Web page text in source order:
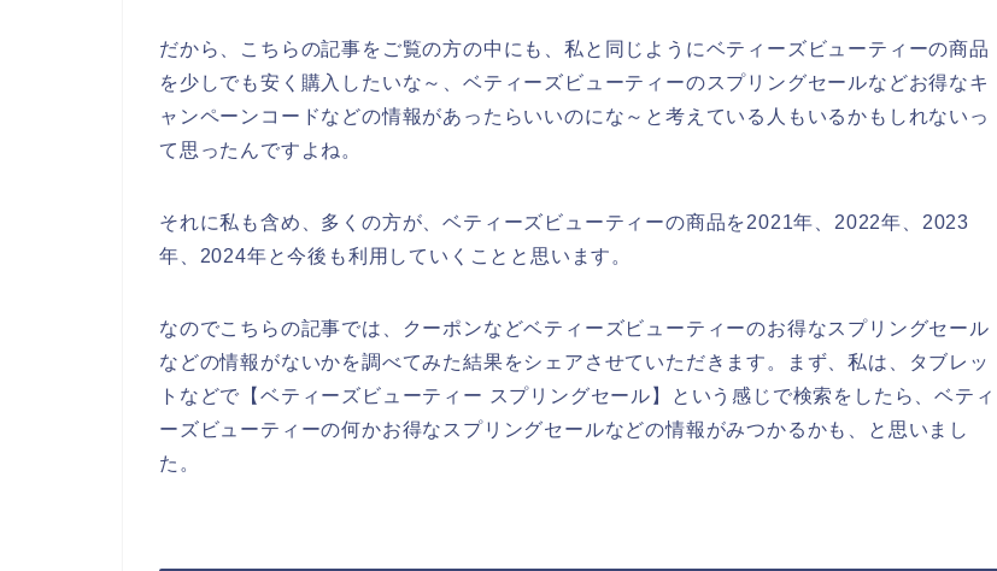
だから、こちらの記事をご覧の方の中にも、私と同じようにベティーズビューティーの商品
を少しでも安く購入したいな～、ベティーズビューティーのスプリングセールなどお得なキ
ャンペーンコードなどの情報があったらいいのにな～と考えている人もいるかもしれないっ
て思ったんですよね。
それに私も含め、多くの方が、ベティーズビューティーの商品を2021年、2022年、2023
年、2024年と今後も利用していくことと思います。
なのでこちらの記事では、クーポンなどベティーズビューティーのお得なスプリングセール
などの情報がないかを調べてみた結果をシェアさせていただきます。まず、私は、タブレッ
トなどで【ベティーズビューティー スプリングセール】という感じで検索をしたら、ベティ
ーズビューティーの何かお得なスプリングセールなどの情報がみつかるかも、と思いまし
た。